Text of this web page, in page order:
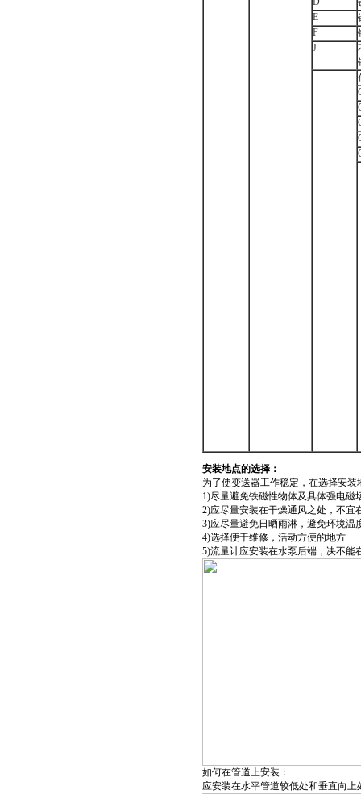
E
F
J
安装地点的选择：
为了使变送器工作稳定，在选择安
1)尽量避免铁磁性物体及具体强电
2)应尽量安装在干燥通风之处，不宜
3)应尽量避免日晒雨淋，避免环境温
4)选择便于维修，活动方便的地方
5)流量计应安装在水泵后端，决不能
如何在管道上安装：
应安装在水平管道较低处和垂直向